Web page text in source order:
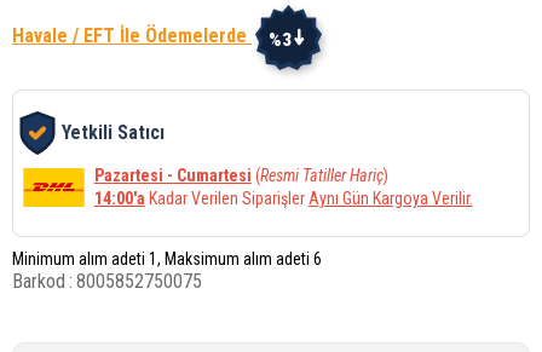
Havale / EFT İle Ödemelerde %3
Yetkili Satıcı
Pazartesi - Cumartesi (Resmi Tatiller Hariç)
14:00'a Kadar Verilen Siparişler Aynı Gün Kargoya Verilir.
Minimum alım adeti 1, Maksimum alım adeti 6
Barkod : 8005852750075